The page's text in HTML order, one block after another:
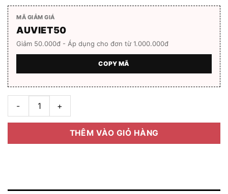
MÃ GIẢM GIÁ
AUVIET50
Giảm 50.000đ - Áp dụng cho đơn từ 1.000.000đ
COPY MÃ
Gọng kính unisex EXFASH EF32293T_572A Full box số lượng
THÊM VÀO GIỎ HÀNG